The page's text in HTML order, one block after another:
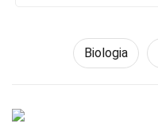
Biologia